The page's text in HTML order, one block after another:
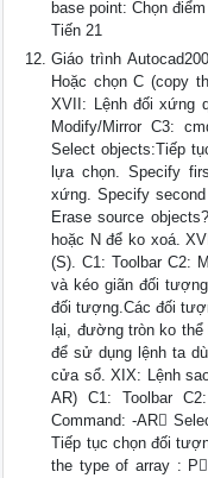
base point: Chọn
Tiến 21
Giáo trình
Hoặc chọn C (copy
XVII: Lệnh đối xứng
Modify/Mirror C3:
Select objects:Tiếp
lựa chọn. Specify
xứng. Specify
Erase source
hoặc N để ko xoá.
(S). C1: Toolbar C2:
và kéo giãn đối
đối tượng.Các đối
lại, đường tròn ko
để sử dụng lệnh ta
cửa sổ. XIX: Lệnh
AR) C1: Toolbar
Command: -AR
Tiếp tục chọn đối
the type of array :